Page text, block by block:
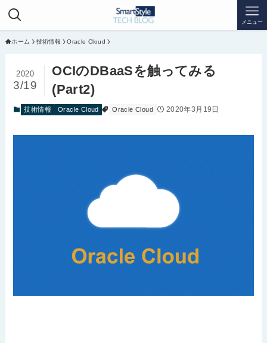
メニュー
ホーム 技術情報 Oracle Cloud
OCIのDBaaSを触ってみる
(Part2)
2020
3/19
技術情報 Oracle Cloud Oracle Cloud 2020年3月19日